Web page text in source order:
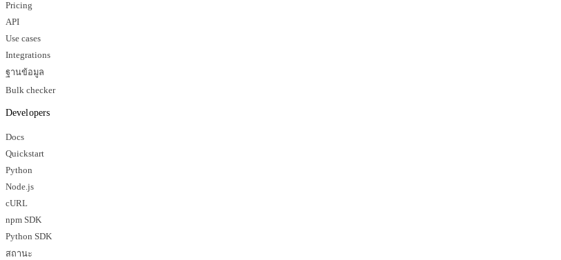
Pricing
API
Use cases
Integrations
ฐานข้อมูล
Bulk checker
Developers
Docs
Quickstart
Python
Node.js
cURL
npm SDK
Python SDK
สถานะ